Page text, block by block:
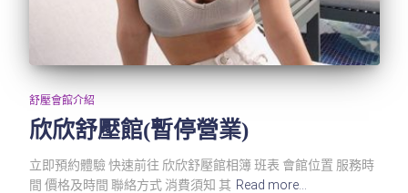
舒壓會館介紹
欣欣舒壓館(暫停營業)
立即預約體驗 快速前往 欣欣舒壓館相簿 班表 會館位置 服務時
間 價格及時間 聯絡方式 消費須知 其 Read more…